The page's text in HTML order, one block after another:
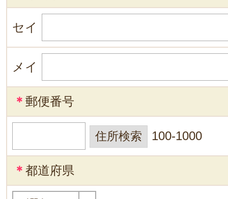
セイ
メイ
＊ 郵便番号
100-1000
＊ 都道府県